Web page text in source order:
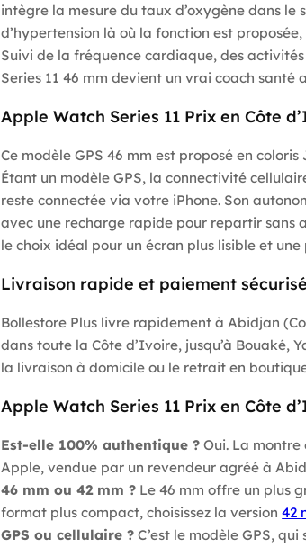
intègre la mesure du taux d’oxygène dans le
d’hypertension là où la fonction est
Suivi de la fréquence cardiaque, des
Series 11 46 mm devient un vrai coach santé
Apple Watch Series 11 Prix en Côte
Ce modèle GPS 46 mm est proposé en
Étant un modèle GPS, la connectivité
reste connectée via votre iPhone. Son
avec une recharge rapide pour repartir sans
le choix idéal pour un écran plus lisible et
Livraison rapide et paiement
Bollestore Plus livre rapidement à Abidjan
dans toute la Côte d’Ivoire, jusqu’à Bouaké,
la livraison à domicile ou le retrait en
Apple Watch Series 11 Prix en Côte
Est-elle 100% authentique ? Oui. La
Apple, vendue par un revendeur agréé à
46 mm ou 42 mm ? Le 46 mm offre un plus
format plus compact, choisissez la version42
GPS ou cellulaire ? C’est le modèle GPS,